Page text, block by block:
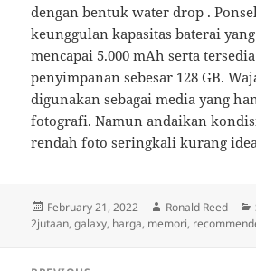
dengan bentuk water drop .
keunggulan kapasitas baterai
mencapai 5.000 mAh serta
penyimpanan sebesar 128 GB.
digunakan sebagai media yang
fotografi. Namun andaikan
rendah foto seringkali kurang
Posted
on
February 21, 2022 Author
Ronald Reed
2jutaan,galaxy, harga, memori,